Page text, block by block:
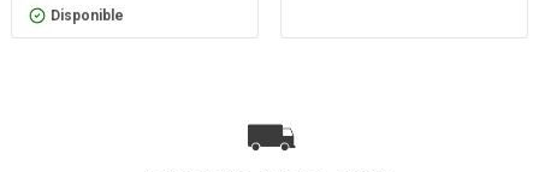
Disponible